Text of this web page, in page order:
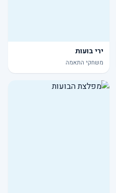
ירי בועות
משחקי התאמה